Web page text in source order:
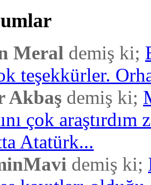
Meral demiş ki;
teşekkürler.
Akbaş demiş ki;
çok araştırdım
Atatürk...
demiş ki;